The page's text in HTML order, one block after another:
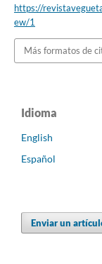
https://
ew/1
Más formatos de
Idioma
English
Español
Enviar un